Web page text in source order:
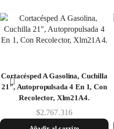
Cortacésped A Gasolina, Cuchilla
21″, Autopropulsada 4 En 1, Con
Recolector, Xlm21A4.
$2.767.316